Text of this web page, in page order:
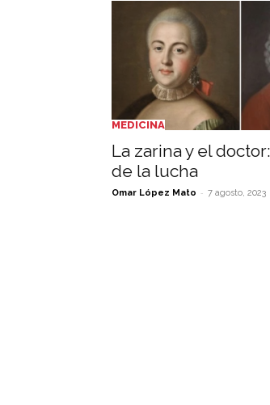
MEDICINA
La zarina y el
de la lucha
Omar López Mato - 7 agosto, 2023